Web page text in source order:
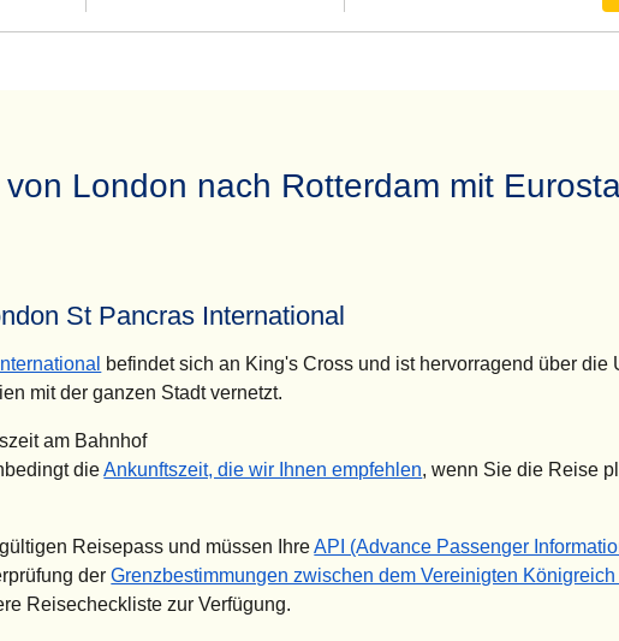
London nach Rotterdam mit
St Pancras International
befindet sich an King's Cross und ist hervorragend über die
mit der ganzen Stadt vernetzt.
am Bahnhof
dieAnkunftszeit, die wir Ihnen empfehlen, wenn Sie die Reise
Reisepass und müssen IhreAPI (Advance Passenger
derGrenzbestimmungen zwischen dem Vereinigten
Reisecheckliste zur Verfügung.